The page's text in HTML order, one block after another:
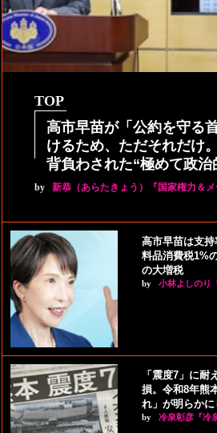
TOP
高市早苗が「公約を守る
けるため、ただそれだけ
背負わされた“極めて政治
by 新恭（あらたきょう）『国家権力＆
高市早苗は支
料品消費税1%
の大増税
by 小林よしのり
「震度7」に耐
損。令和8年熊
れ」が明らか
by 冷泉彰彦『冷